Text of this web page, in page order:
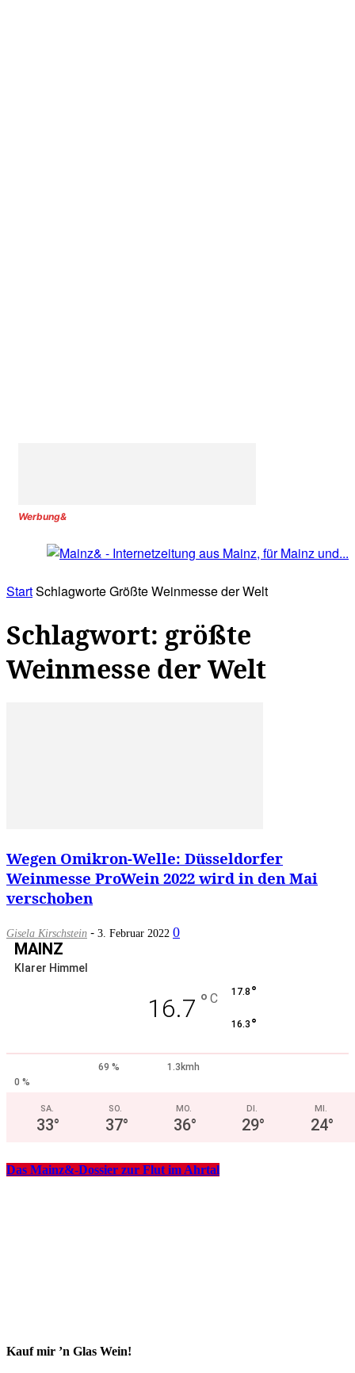
Werbung&
StartSchlagworteGrößte Weinmesse der Welt
Schlagwort: größte
Weinmesse der Welt
Wegen Omikron-Welle: Düsseldorfer
Weinmesse ProWein 2022 wird in den Mai
verschoben
Gisela Kirschstein - 3. Februar 2022 0
MAINZ
Klarer Himmel
16.7 ° C 17.8 °
16.3 °
69 %
1.3kmh
0 %
SA.
33°
SO.
37°
MO.
36°
DI.
29°
MI.
24°
Das Mainz&-Dossier zur Flut im Ahrtal
Kauf mir ’n Glas Wein!